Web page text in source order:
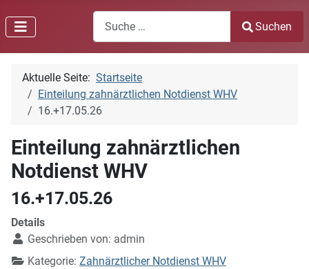
Search
Suchen
Aktuelle Seite: Startseite
Einteilung zahnärztlichen Notdienst WHV
16.+17.05.26
Einteilung zahnärztlichen
Notdienst WHV
16.+17.05.26
Details
Geschrieben von: admin
Kategorie: Zahnärztlicher Notdienst WHV